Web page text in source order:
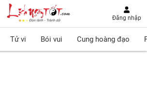
Đăng nhập
Tử vi Bói vui Cung hoàng đạo